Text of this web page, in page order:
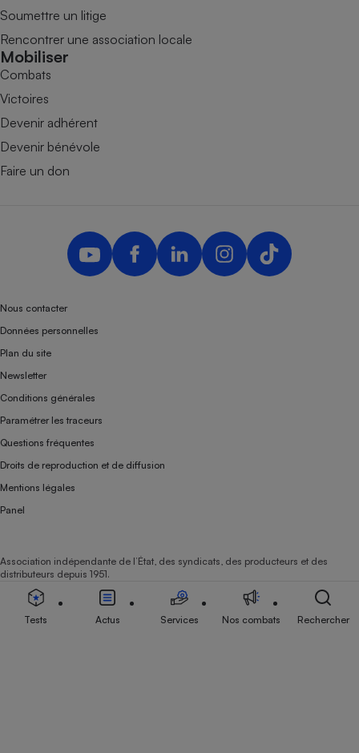
Soumettre un litige
Rencontrer une association locale
Mobiliser
Combats
Victoires
Devenir adhérent
Devenir bénévole
Faire un don
Nous contacter
Données personnelles
Plan du site
Newsletter
Conditions générales
Paramétrer les traceurs
Questions fréquentes
Droits de reproduction et de diffusion
Mentions légales
Panel
Association indépendante de l’État, des syndicats, des producteurs et des
distributeurs depuis 1951.
Tests Actus Services Nos combats Rechercher